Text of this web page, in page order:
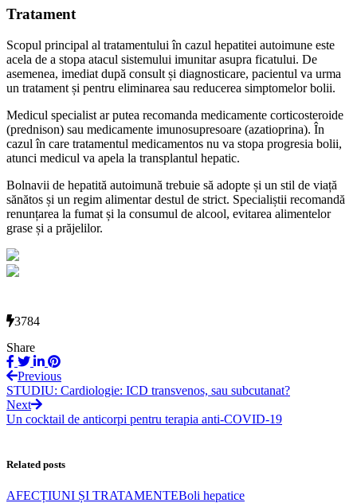
Tratament
Scopul principal al tratamentului în cazul hepatitei autoimune este
acela de a stopa atacul sistemului imunitar asupra ficatului. De
asemenea, imediat după consult și diagnosticare, pacientul va urma
un tratament și pentru eliminarea sau reducerea simptomelor bolii.
Medicul specialist ar putea recomanda medicamente corticosteroide
(prednison) sau medicamente imunosupresoare (azatioprina). În
cazul în care tratamentul medicamentos nu va stopa progresia bolii,
atunci medicul va apela la transplantul hepatic.
Bolnavii de hepatită autoimună trebuie să adopte și un stil de viață
sănătos și un regim alimentar destul de strict. Specialiștii recomandă
renunțarea la fumat și la consumul de alcool, evitarea alimentelor
grase și a prăjelilor.
3784
Share
Previous
STUDIU: Cardiologie: ICD transvenos, sau subcutanat?
Next
Un cocktail de anticorpi pentru terapia anti-COVID-19
Related posts
AFECȚIUNI ȘI TRATAMENTEBoli hepatice